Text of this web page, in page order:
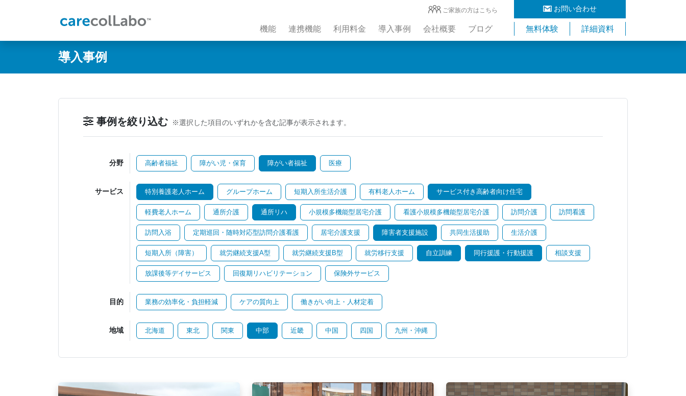
お問い合わせ
ご家族の方はこちら
機能 連携機能 利用料金 導入事例 会社概要 ブログ 無料体験 詳細資料
導入事例
事例を絞り込む ※選択した項目のいずれかを含む記事が表示されます。
分野 高齢者福祉 障がい児・保育 障がい者福祉 医療
サービス 特別養護老人ホーム グループホーム 短期入所生活介護 有料老人ホーム サービス付き高齢者向け住宅
軽費老人ホーム 通所介護 通所リハ 小規模多機能型居宅介護 看護小規模多機能型居宅介護 訪問介護 訪問看護
訪問入浴 定期巡回・随時対応型訪問介護看護 居宅介護支援 障害者支援施設 共同生活援助 生活介護
短期入所（障害） 就労継続支援A型 就労継続支援B型 就労移行支援 自立訓練 同行援護・行動援護 相談支援
放課後等デイサービス 回復期リハビリテーション 保険外サービス
目的 業務の効率化・負担軽減 ケアの質向上 働きがい向上・人材定着
地域 北海道 東北 関東 中部 近畿 中国 四国 九州・沖縄